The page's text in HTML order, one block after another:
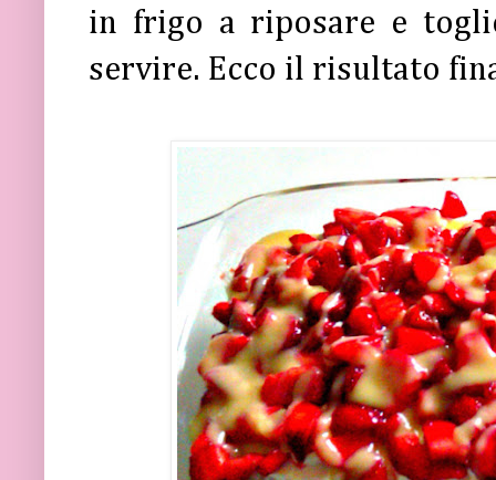
in frigo a riposare e
servire. Ecco il risultato